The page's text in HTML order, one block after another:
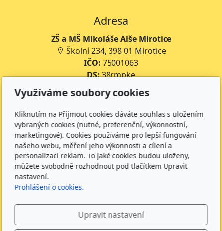
Adresa
ZŠ a MŠ Mikoláše Alše Mirotice
Školní 234, 398 01 Mirotice
IČO: 75001063
DS:38rmpke
Číslo účtu školy:
35-643227399/0800
Číslo účtu jídelny:643227399/0800
Kontakt
+420 734 316 620 - Ředitel školy
+420 733 539 322 - Zástupce ředitele pro předškolní
vzdělávání
+420 733 539 324 - Školní jídelna
Sledujte nás
Využíváme soubory cookies
Kliknutím na Přijmout cookies dáváte souhlas s uložením
vybraných cookies (nutné, preferenční, výkonnostní,
marketingové). Cookies používáme pro lepší fungování
našeho webu, měření jeho výkonnosti a cílení a
personalizaci reklam. To jaké cookies budou uloženy,
můžete svobodně rozhodnout pod tlačítkem Upravit
nastavení.
Prohlášení o cookies.
Upravit nastavení